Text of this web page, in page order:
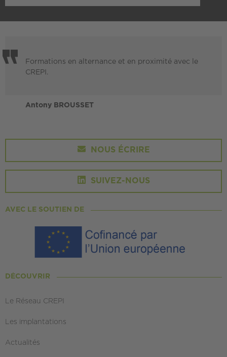
Formations en alternance et en proximité avec le
CREPI.
Antony BROUSSET
NOUS ÉCRIRE
SUIVEZ-NOUS
AVEC LE SOUTIEN DE
DÉCOUVRIR
Le Réseau CREPI
Les implantations
Actualités